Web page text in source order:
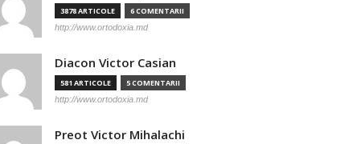
3878 ARTICOLE 6 COMENTARII
http://www.ortodoxia.md
Diacon Victor Casian
581 ARTICOLE 5 COMENTARII
http://www.ortodoxia.md
Preot Victor Mihalachi